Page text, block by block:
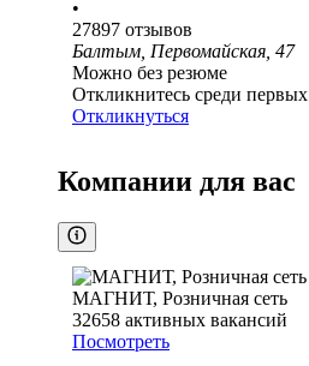
•
27897 отзывов
Балтым, Первомайская, 47
Можно без резюме
Откликнитесь среди первых
Откликнуться
Компании для вас
МАГНИТ, Розничная сеть
32658 активных вакансий
Посмотреть